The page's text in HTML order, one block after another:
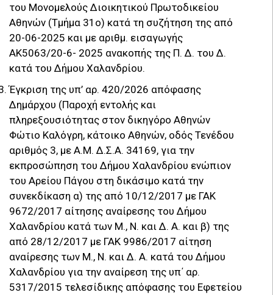
του Μονομελούς Διοικητικού Πρωτοδικείου
Αθηνών (Τμήμα 31ο) κατά τη συζήτηση της από
20-06-2025 και με αριθμ. εισαγωγής
ΑΚ5063/20-6- 2025 ανακοπής της Π. Δ. του Δ.
κατά του Δήμου Χαλανδρίου.
Έγκριση της υπ’ αρ. 420/2026 απόφασης
Δημάρχου (Παροχή εντολής και
πληρεξουσιότητας στον δικηγόρο Αθηνών
Φώτιο Καλόγρη, κάτοικο Αθηνών, οδός Τενέδου
αριθμός 3, με Α.Μ. Δ.Σ.Α. 34169, για την
εκπροσώπηση του Δήμου Χαλανδρίου ενώπιον
του Αρείου Πάγου στη δικάσιμο κατά την
συνεκδίκαση α) της από 10/12/2017 με ΓΑΚ
9672/2017 αίτησης αναίρεσης του Δήμου
Χαλανδρίου κατά των Μ., Ν. και Δ. Α. και β) της
από 28/12/2017 με ΓΑΚ 9986/2017 αίτηση
αναίρεσης των Μ., Ν. και Δ. Α. κατά του Δήμου
Χαλανδρίου για την αναίρεση της υπ΄ αρ.
5317/2015 τελεσίδικης απόφασης του Εφετείου